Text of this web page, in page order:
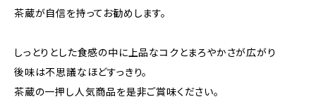
茶蔵が自信を持ってお勧めします。
しっとりとした食感の中に上品なコクとまろやかさが広がり
後味は不思議なほどすっきり。
茶蔵の一押し人気商品を是非ご賞味ください。